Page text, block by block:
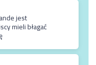
jest
mieli błagać